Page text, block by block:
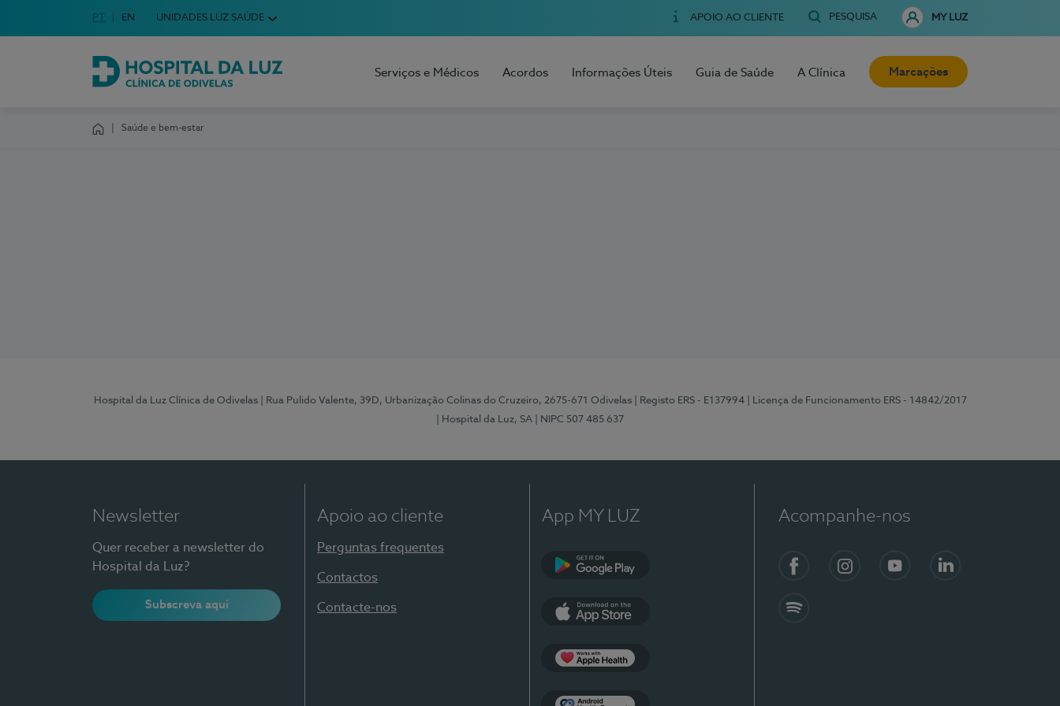
Escolha o seu idioma
Idioma em Português
PT English Language
EN UNIDADES LUZ SAÚDE APOIO AO CLIENTE PESQUISA MY LUZ
Hospital da Luz Clínica de Odivelas
Serviços e Médicos Acordos Informações Úteis Guia de Saúde A Clínica Marcações
Saúde e bem-estar
Hospital da Luz Clínica de Odivelas | Rua Pulido Valente, 39D, Urbanização Colinas do Cruzeiro, 2675-671 Odivelas | Registo ERS - E137994
| Licença de Funcionamento ERS - 14842/2017
| Hospital da Luz, SA
| NIPC 507 485 637
Newsletter
Quer receber a newsletter do
Hospital da Luz?
Subscreva aqui
Apoio ao cliente
Perguntas frequentes
Contactos
Contacte-nos
App MY LUZ Acompanhe-nos